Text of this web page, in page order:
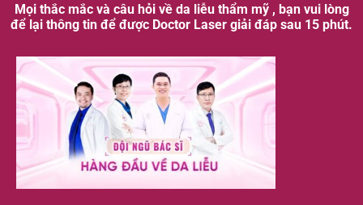
Mọi thắc mắc và câu hỏi về da liễu thẩm mỹ , bạn vui lòng
để lại thông tin để được Doctor Laser giải đáp sau 15 phút.